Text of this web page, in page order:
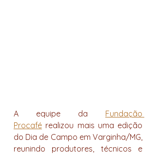
A equipe da Fundação
Procafé realizou mais uma edição
do Dia de Campo em Varginha/MG,
reunindo produtores, técnicos e